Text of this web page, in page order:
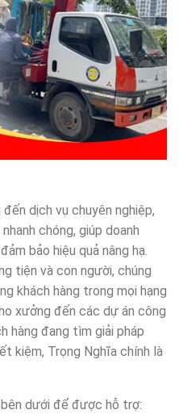
dịch vụ chuyên nghiệp,
chóng, giúp doanh
bảo hiệu quả nâng hạ.
tiện và con người, chúng
khách hàng trong mọi hạng
xưởng đến các dự án công
hàng đang tìm giải pháp
kiệm, Trọng Nghĩa chính là
dưới để được hỗ trợ: